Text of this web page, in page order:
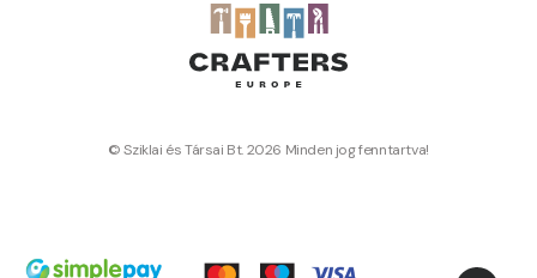
© Sziklai és Társai Bt. 2026 Minden jog fenntartva!